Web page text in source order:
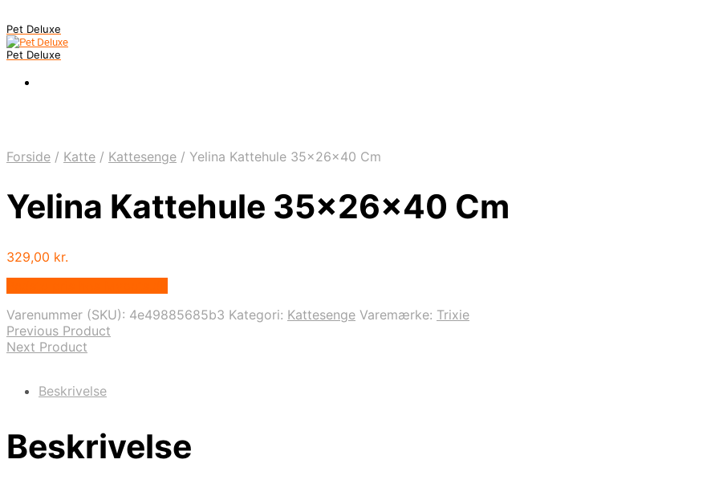
Pet Deluxe
Pet Deluxe
Forside / Katte / Kattesenge / Yelina Kattehule 35x26x40 Cm
Yelina Kattehule 35x26x40 Cm
329,00 kr.
Varenummer (SKU): 4e49885685b3 Kategori: Kattesenge Varemærke: Trixie
Previous Product
Next Product
Beskrivelse
Beskrivelse